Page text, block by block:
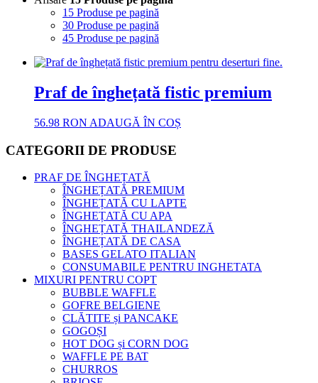
15 Produse pe pagină
30 Produse pe pagină
45 Produse pe pagină
Praf de înghețată fistic premium
56.98 RON ADAUGĂ ÎN COȘ
CATEGORII DE PRODUSE
PRAF DE ÎNGHEȚATĂ
ÎNGHEȚATĂ PREMIUM
ÎNGHEȚATĂ CU LAPTE
ÎNGHEȚATĂ CU APA
ÎNGHEȚATĂ THAILANDEZĂ
ÎNGHEȚATĂ DE CASA
BASES GELATO ITALIAN
CONSUMABILE PENTRU INGHETATA
MIXURI PENTRU COPT
BUBBLE WAFFLE
GOFRE BELGIENE
CLĂTITE și PANCAKE
GOGOȘI
HOT DOG și CORN DOG
WAFFLE PE BAT
CHURROS